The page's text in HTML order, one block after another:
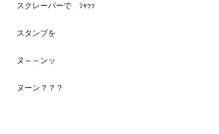
スクレーパーで ｼｬｯｯ
スタンプを
ヌ～～ンッ
ヌーン？？？